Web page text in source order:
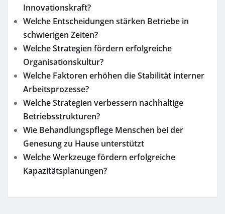
Innovationskraft?
Welche Entscheidungen stärken Betriebe in
schwierigen Zeiten?
Welche Strategien fördern erfolgreiche
Organisationskultur?
Welche Faktoren erhöhen die Stabilität interner
Arbeitsprozesse?
Welche Strategien verbessern nachhaltige
Betriebsstrukturen?
Wie Behandlungspflege Menschen bei der
Genesung zu Hause unterstützt
Welche Werkzeuge fördern erfolgreiche
Kapazitätsplanungen?